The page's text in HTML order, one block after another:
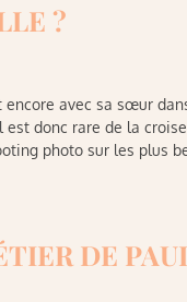
?
encore avec sa sœur
donc rare de la
photo sur les plus
DE